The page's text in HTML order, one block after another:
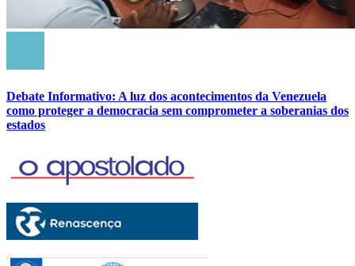
Debate Informativo: A luz dos acontecimentos da Venezuela
como proteger a democracia sem comprometer a soberanias dos
estados